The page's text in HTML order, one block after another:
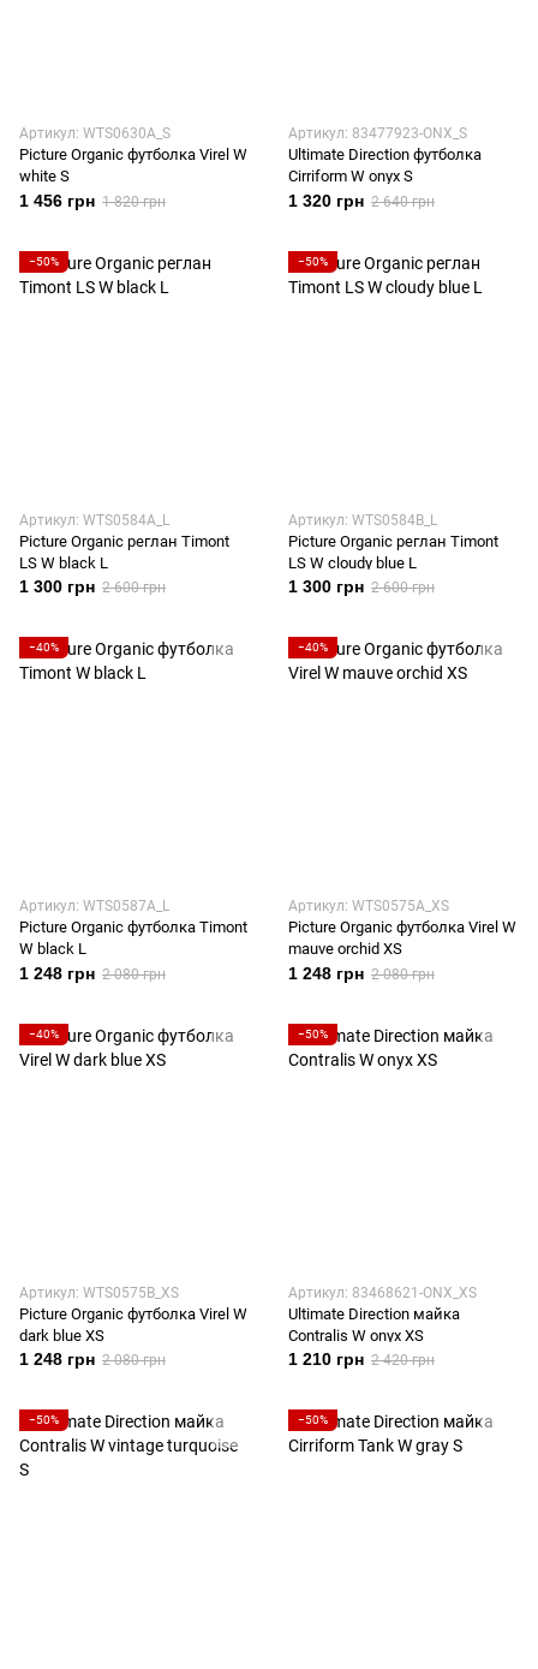
Артикул: WTS0630A_S
Picture Organic футболка Virel W
white S
1 456 грн 1 820 грн
Артикул: 83477923-ONX_S
Ultimate Direction футболка
Cirriform W onyx S
1 320 грн 2 640 грн
−50%
Артикул: WTS0584A_L
Picture Organic реглан Timont
LS W black L
1 300 грн 2 600 грн
−50%
Артикул: WTS0584B_L
Picture Organic реглан Timont
LS W cloudy blue L
1 300 грн 2 600 грн
−40%
Артикул: WTS0587A_L
Picture Organic футболка Timont
W black L
1 248 грн 2 080 грн
−40%
Артикул: WTS0575A_XS
Picture Organic футболка Virel W
mauve orchid XS
1 248 грн 2 080 грн
−40%
Артикул: WTS0575B_XS
Picture Organic футболка Virel W
dark blue XS
1 248 грн 2 080 грн
−50%
Артикул: 83468621-ONX_XS
Ultimate Direction майка
Contralis W onyx XS
1 210 грн 2 420 грн
−50% −50%